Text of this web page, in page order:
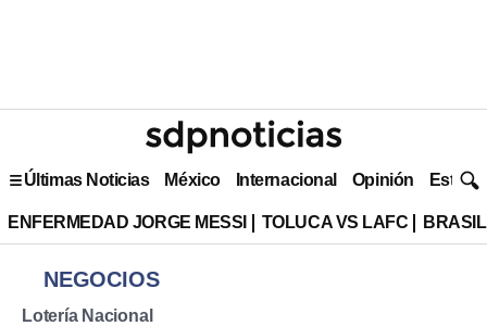
Últimas Noticias México Internacional Opinión Estilo
ENFERMEDAD JORGE MESSI TOLUCA VS LAFC
NEGOCIOS
Lotería Nacional